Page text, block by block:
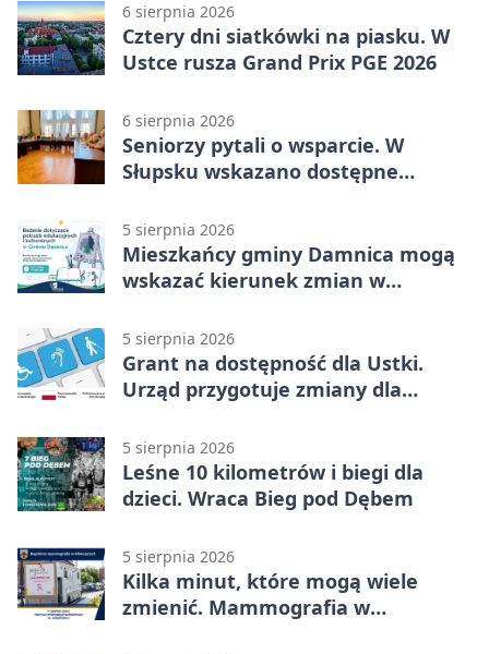
6 sierpnia 2026
Cztery dni siatkówki na piasku. W
Ustce rusza Grand Prix PGE 2026
6 sierpnia 2026
Seniorzy pytali o wsparcie. W
Słupsku wskazano dostępne
5 sierpnia 2026
Mieszkańcy gminy Damnica mogą
wskazać kierunek zmian w
5 sierpnia 2026
Grant na dostępność dla Ustki.
Urząd przygotuje zmiany dla
5 sierpnia 2026
Leśne 10 kilometrów i biegi dla
dzieci. Wraca Bieg pod Dębem
5 sierpnia 2026
Kilka minut, które mogą wiele
zmienić. Mammografia w